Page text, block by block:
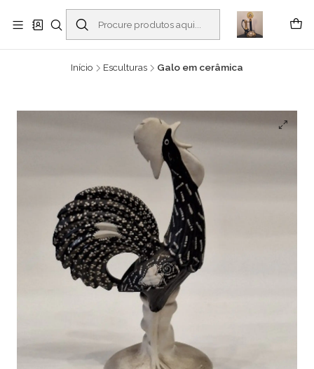
Buscantiguidades - Leilões. Colecionismo e antiguidades em Viana do
Castelo -
Ler mais
Início Esculturas Galo em cerâmica